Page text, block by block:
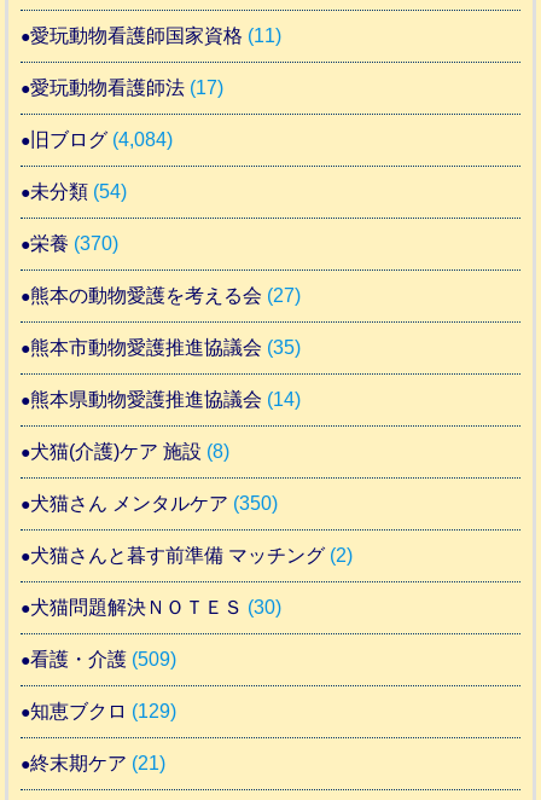
愛玩動物看護師国家資格 (11)
愛玩動物看護師法 (17)
旧ブログ (4,084)
未分類 (54)
栄養 (370)
熊本の動物愛護を考える会 (27)
熊本市動物愛護推進協議会 (35)
熊本県動物愛護推進協議会 (14)
犬猫(介護)ケア 施設 (8)
犬猫さん メンタルケア (350)
犬猫さんと暮す前準備 マッチング (2)
犬猫問題解決ＮＯＴＥＳ (30)
看護・介護 (509)
知恵ブクロ (129)
終末期ケア (21)